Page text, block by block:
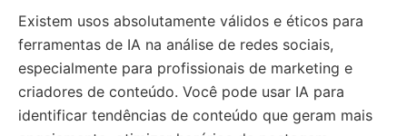
Existem usos absolutamente válidos e éticos para
ferramentas de IA na análise de redes sociais,
especialmente para profissionais de marketing e
criadores de conteúdo. Você pode usar IA para
identificar tendências de conteúdo que geram mais